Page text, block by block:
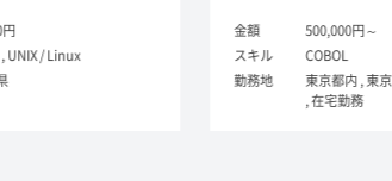
500,000円～
COBOL
東京都内 , 東京都23区 , 千代田区